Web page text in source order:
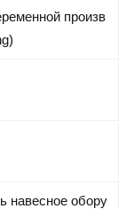
произв
навесное обору